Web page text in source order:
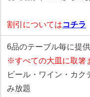
割引についてはコチラ
6品のテーブル毎に提
※すべての大皿に取箸
ビール・ワイン・カク
み放題